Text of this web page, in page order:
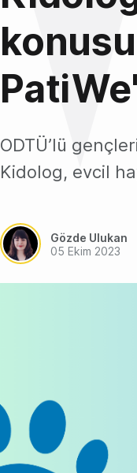
ODTÜ’lü
Kidolog, evcil
Gözde Ulukan
05 Ekim 2023